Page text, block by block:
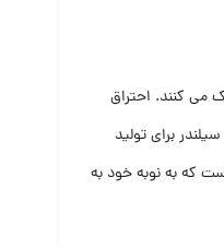
می کنند. احتراق
برای تولید
که به نوبه خود به